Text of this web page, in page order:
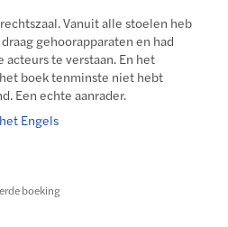
Vanuit alle stoelen heb
gehoorapparaten en had
te verstaan. En het
boek tenminste niet hebt
Een echte aanrader.
Engels
boeking